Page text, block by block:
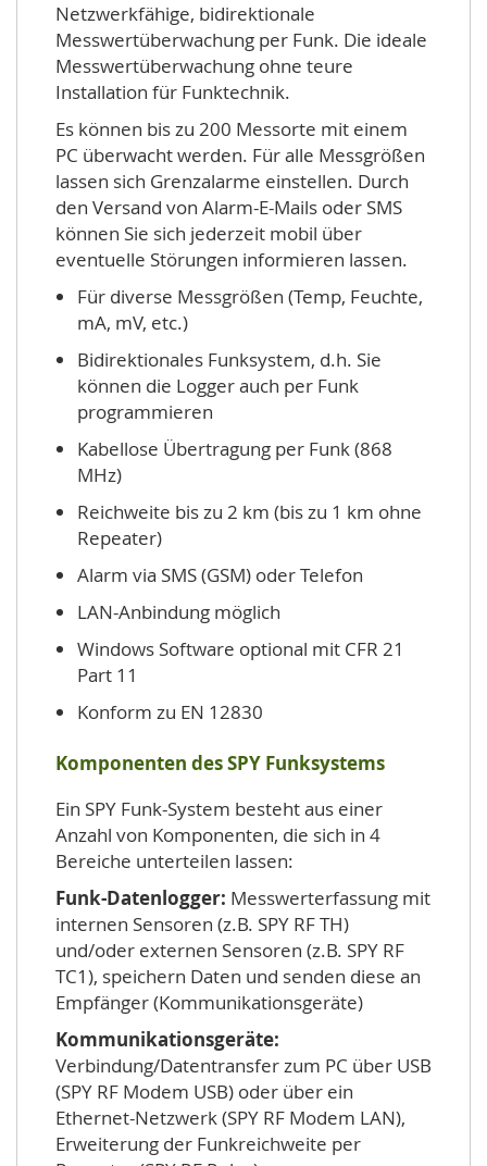
Netzwerkfähige, bidirektionale
Messwertüberwachung per Funk. Die ideale
Messwertüberwachung ohne teure
Installation für Funktechnik.
Es können bis zu 200 Messorte mit einem
PC überwacht werden. Für alle Messgrößen
lassen sich Grenzalarme einstellen. Durch
den Versand von Alarm-E-Mails oder SMS
können Sie sich jederzeit mobil über
eventuelle Störungen informieren lassen.
Für diverse Messgrößen (Temp, Feuchte,
mA, mV, etc.)
Bidirektionales Funksystem, d.h. Sie
können die Logger auch per Funk
programmieren
Kabellose Übertragung per Funk (868
MHz)
Reichweite bis zu 2 km (bis zu 1 km ohne
Repeater)
Alarm via SMS (GSM) oder Telefon
LAN-Anbindung möglich
Windows Software optional mit CFR 21
Part 11
Konform zu EN 12830
Komponenten des SPY Funksystems
Ein SPY Funk-System besteht aus einer
Anzahl von Komponenten, die sich in 4
Bereiche unterteilen lassen:
Funk-Datenlogger: Messwerterfassung mit
internen Sensoren (z.B. SPY RF TH)
und/oder externen Sensoren (z.B. SPY RF
TC1), speichern Daten und senden diese an
Empfänger (Kommunikationsgeräte)
Kommunikationsgeräte:
Verbindung/Datentransfer zum PC über USB
(SPY RF Modem USB) oder über ein
Ethernet-Netzwerk (SPY RF Modem LAN),
Erweiterung der Funkreichweite per